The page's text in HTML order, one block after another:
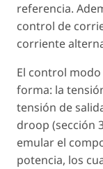
referencia.
control de
corriente
El control
forma: la
tensión de
droop (sección
emular el
potencia, los